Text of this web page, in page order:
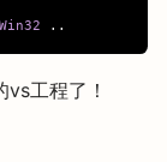
Win32
工程了！